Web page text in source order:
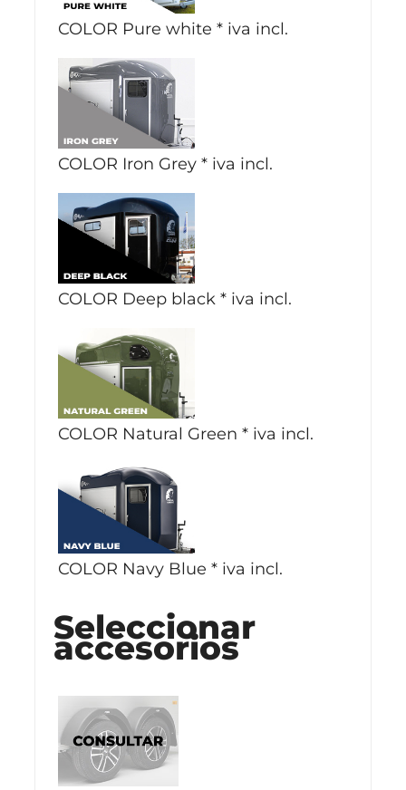
COLOR Pure white * iva incl.
COLOR Iron Grey * iva incl.
COLOR Deep black * iva incl.
COLOR Natural Green * iva incl.
COLOR Navy Blue * iva incl.
Seleccionar
accesorios